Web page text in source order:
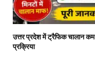
उत्तर प्रदेश में ट्रैफिक चालान
प्रक्रिया